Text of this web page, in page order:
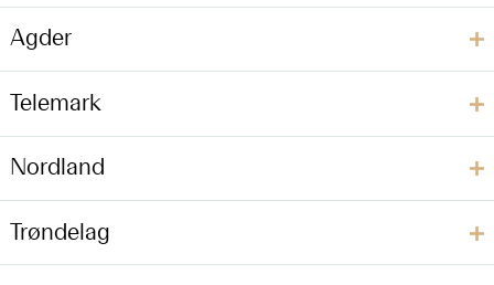
Agder
Telemark
Nordland
Trøndelag